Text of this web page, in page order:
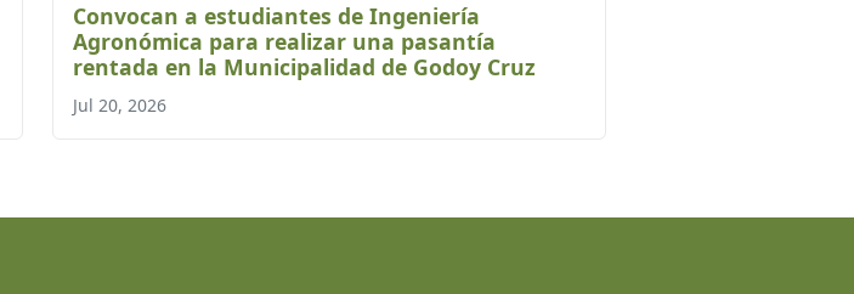
Convocan a estudiantes de Ingeniería
Agronómica para realizar una pasantía
rentada en la Municipalidad de Godoy Cruz
Jul 20, 2026